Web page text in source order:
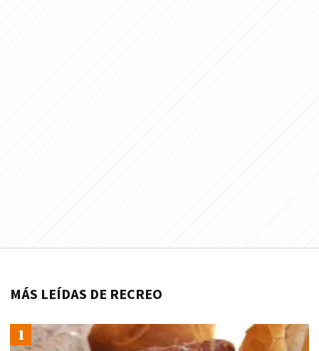
MÁS LEÍDAS DE RECREO